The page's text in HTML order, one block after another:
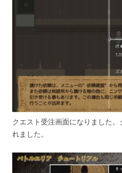
クエスト受注画面になりました
れました。